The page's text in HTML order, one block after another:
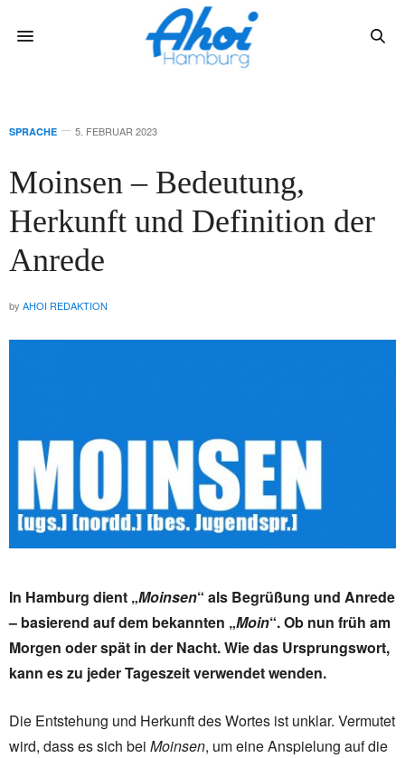
SPRACHE 5. FEBRUAR 2023
Moinsen – Bedeutung,
Herkunft und Definition der
Anrede
by AHOI REDAKTION
In Hamburg dient „Moinsen“ als Begrüßung und Anrede
– basierend auf dem bekannten „Moin“. Ob nun früh am
Morgen oder spät in der Nacht. Wie das Ursprungswort,
kann es zu jeder Tageszeit verwendet wenden.
Die Entstehung und Herkunft des Wortes ist unklar. Vermutet
wird, dass es sich bei Moinsen, um eine Anspielung auf die